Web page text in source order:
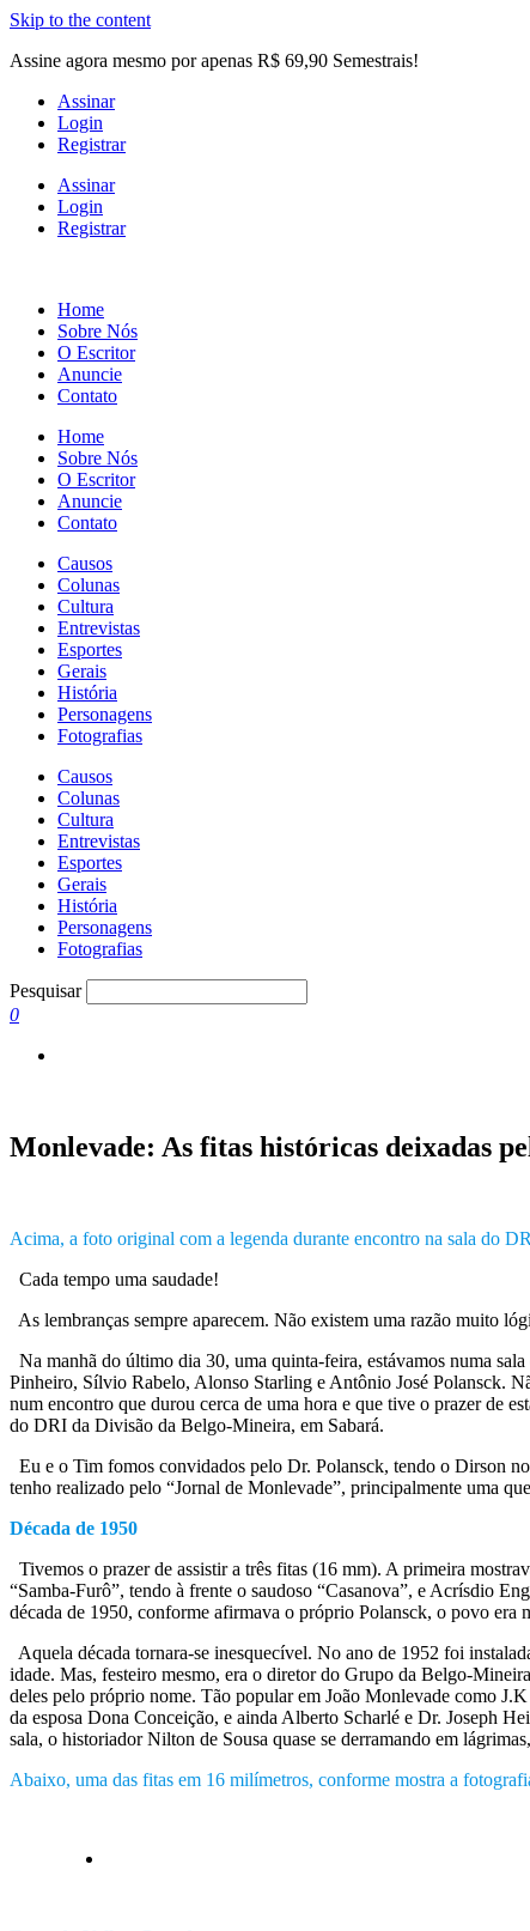
Skip to the content
Assine agora mesmo por apenas R$ 69,90 Semestrais!
Assinar
Login
Registrar
Assinar
Login
Registrar
Home
Sobre Nós
O Escritor
Anuncie
Contato
Home
Sobre Nós
O Escritor
Anuncie
Contato
Causos
Colunas
Cultura
Entrevistas
Esportes
Gerais
História
Personagens
Fotografias
Causos
Colunas
Cultura
Entrevistas
Esportes
Gerais
História
Personagens
Fotografias
Pesquisar
0
Monlevade: As fitas históricas deixadas
Acima, a foto original com a legenda durante encontro na sala do
Cada tempo uma saudade!
As lembranças sempre aparecem. Não existem uma razão muito
Na manhã do último dia 30, uma quinta-feira, estávamos numa
Pinheiro, Sílvio Rabelo, Alonso Starling e Antônio José Polansck.
num encontro que durou cerca de uma hora e que tive o prazer de
do DRI da Divisão da Belgo-Mineira, em Sabará.
Eu e o Tim fomos convidados pelo Dr. Polansck, tendo o Dirson
tenho realizado pelo “Jornal de Monlevade”, principalmente uma
Década de 1950
Tivemos o prazer de assistir a três fitas (16 mm). A primeira
“Samba-Furô”, tendo à frente o saudoso “Casanova”, e Acrísdio
década de 1950, conforme afirmava o próprio Polansck, o povo era
Aquela década tornara-se inesquecível. No ano de 1952 foi
idade. Mas, festeiro mesmo, era o diretor do Grupo da Belgo-
deles pelo próprio nome. Tão popular em João Monlevade como
da esposa Dona Conceição, e ainda Alberto Scharlé e Dr. Joseph
sala, o historiador Nilton de Sousa quase se derramando em
Abaixo, uma das fitas em 16 milímetros, conforme mostra a